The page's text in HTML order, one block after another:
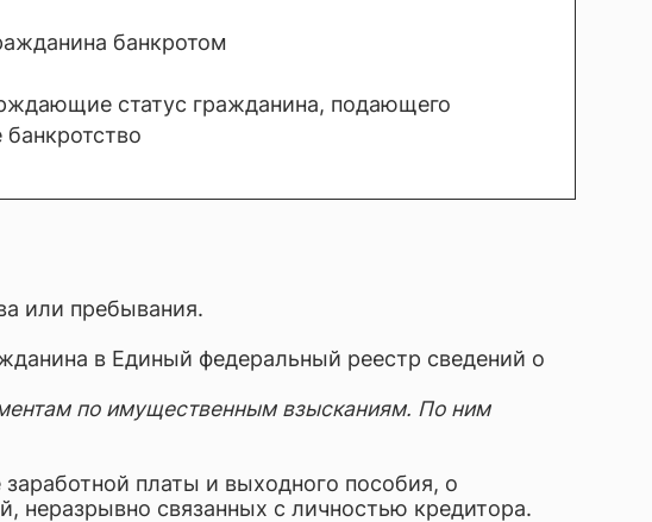
банкротом
статус гражданина, подающего
или пребывания.
в Единый федеральный реестр сведений о
по имущественным взысканиям. По ним
платы и выходного пособия, о
неразрывно связанных с личностью кредитора.